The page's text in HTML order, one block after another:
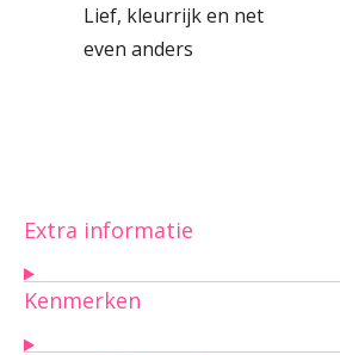
Lief, kleurrijk en net
even anders
Extra informatie
Kenmerken